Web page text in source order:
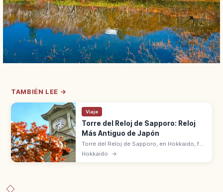
TAMBIÉN LEE →
Viaje
Torre del Reloj de Sapporo: Reloj
Más Antiguo de Japón
Torre del Reloj de Sapporo, en Hokkaido, fue
construida en 1878 como salón de la
Hokkaido →